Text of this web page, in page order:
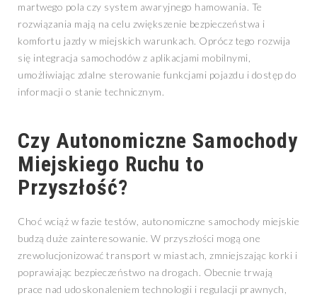
martwego pola czy system awaryjnego hamowania. Te
rozwiązania mają na celu zwiększenie bezpieczeństwa i
komfortu jazdy w miejskich warunkach. Oprócz tego rozwija
się integracja samochodów z aplikacjami mobilnymi,
umożliwiając zdalne sterowanie funkcjami pojazdu i dostęp do
informacji o stanie technicznym.
Czy Autonomiczne Samochody
Miejskiego Ruchu to
Przyszłość?
Choć wciąż w fazie testów, autonomiczne samochody miejskie
budzą duże zainteresowanie. W przyszłości mogą one
zrewolucjonizować transport w miastach, zmniejszając korki i
poprawiając bezpieczeństwo na drogach. Obecnie trwają
prace nad udoskonaleniem technologii i regulacji prawnych,